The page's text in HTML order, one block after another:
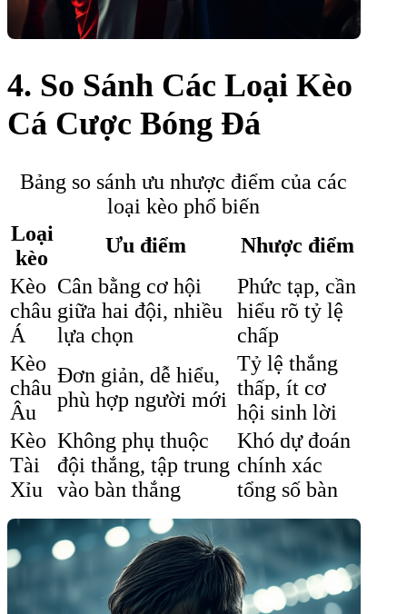
4. So Sánh Các Loại Kèo
Cá Cược Bóng Đá
Bảng so sánh ưu nhược điểm của các
loại kèo phổ biến
Loại
kèo
Ưu điểm
Nhược điểm
Kèo
châu
Á
Cân bằng cơ hội
giữa hai đội, nhiều
lựa chọn
Phức tạp, cần
hiểu rõ tỷ lệ
chấp
Kèo
châu
Âu
Đơn giản, dễ hiểu,
phù hợp người mới
Tỷ lệ thắng
thấp, ít cơ
hội sinh lời
Kèo
Tài
Xỉu
Không phụ thuộc
đội thắng, tập trung
vào bàn thắng
Khó dự đoán
chính xác
tổng số bàn